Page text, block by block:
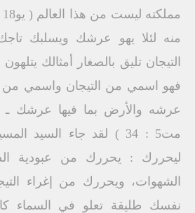
منه لئلا يهو عرشك ويسلبك
التيجان تليق بالصغار أمثالك
فهو اسمي من التيجان واسمي
عرشه والأرض بما فيها عرشك
مت5 : 34 ) لقد جاء السيد
ليحررك : يحررك من عبودية
الشهوات، ويحررك من إغراء
نفسك طليقة تعلو في السماء